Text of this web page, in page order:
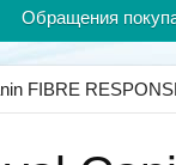
Обращения
FIBRE